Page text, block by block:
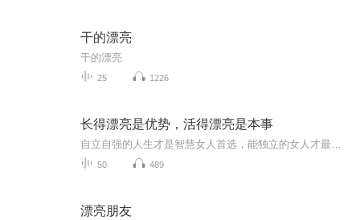
干的漂亮
干的漂亮
25 1226
长得漂亮是优势，活得漂亮是本事
50 489
漂亮朋友